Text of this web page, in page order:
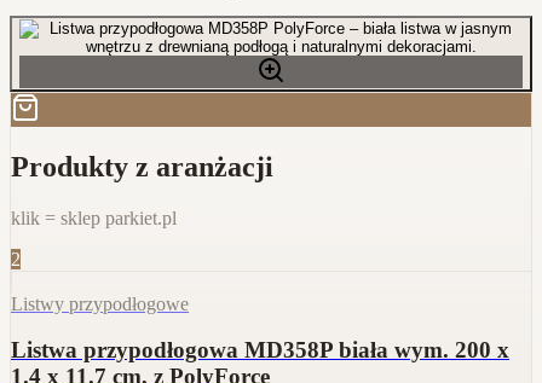
Produkty z aranżacji
klik = sklep parkiet.pl
2
Listwy przypodłogowe
Listwa przypodłogowa MD358P biała wym. 200 x
1.4 x 11.7 cm, z PolyForce